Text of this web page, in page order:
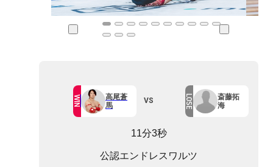
WIN
高尾蒼
馬
VS LOSE
斎藤拓
海
11分3秒
公認エンドレスワルツ